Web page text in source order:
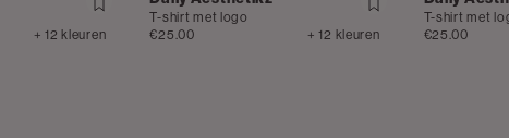
+ 12 kleuren
T-shirt met logo
€25.00
+ 12 kleuren
T-shirt met
€25.00